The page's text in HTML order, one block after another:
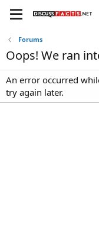
Forums
Oops! We ran
An error occurred
try again later.